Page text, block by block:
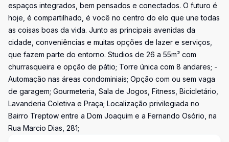
espaços integrados, bem pensados e conectados. O futuro é
hoje, é compartilhado, é você no centro do elo que une todas
as coisas boas da vida. Junto as principais avenidas da
cidade, conveniências e muitas opções de lazer e serviços,
que fazem parte do entorno. Studios de 26 a 55m² com
churrasqueira e opção de pátio; Torre única com 8 andares; -
Automação nas áreas condominiais; Opção com ou sem vaga
de garagem; Gourmeteria, Sala de Jogos, Fitness, Bicicletário,
Lavanderia Coletiva e Praça; Localização privilegiada no
Bairro Treptow entre a Dom Joaquim e a Fernando Osório, na
Rua Marcio Dias, 281;